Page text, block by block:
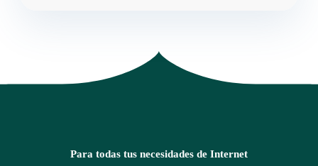
Para todas tus necesidades de Internet